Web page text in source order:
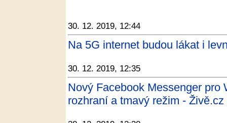
30. 12. 2019, 12:44
Na 5G internet budou lákat i
30. 12. 2019, 12:35
Nový Facebook Messenger
rozhraní a tmavý režim - Živě.cz